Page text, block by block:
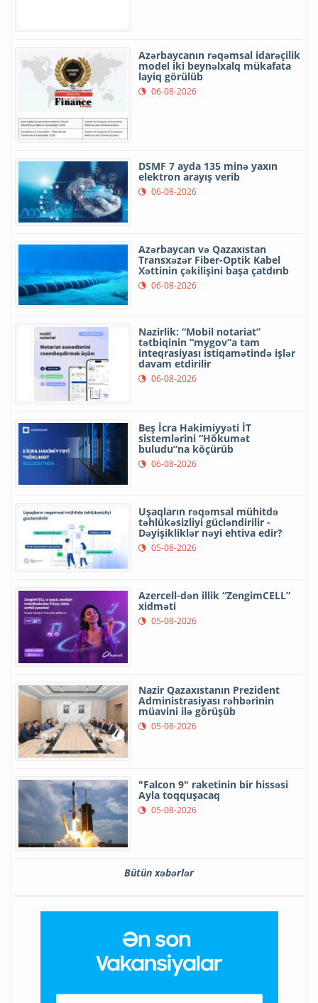
Azərbaycanın rəqəmsal idarəçilik
model iki beynəlxalq mükafata
layiq görülüb
06-08-2026
DSMF 7 ayda 135 minə yaxın
elektron arayış verib
06-08-2026
Azərbaycan və Qazaxıstan
Transxəzər Fiber-Optik Kabel
Xəttinin çəkilişini başa çatdırıb
06-08-2026
Nazirlik: “Mobil notariat”
tətbiqinin “mygov”a tam
inteqrasiyası istiqamətində işlər
davam etdirilir
06-08-2026
Beş İcra Hakimiyyəti İT
sistemlərini “Hökumət
buludu”na köçürüb
06-08-2026
Uşaqların rəqəmsal mühitdə
təhlükəsizliyi gücləndirilir -
Dəyişikliklər nəyi ehtiva edir?
05-08-2026
Azercell-dən illik “ZengimCELL”
xidməti
05-08-2026
Nazir Qazaxıstanın Prezident
Administrasiyası rəhbərinin
müavini ilə görüşüb
05-08-2026
"Falcon 9" raketinin bir hissəsi
Ayla toqquşacaq
05-08-2026
Bütün xəbərlər